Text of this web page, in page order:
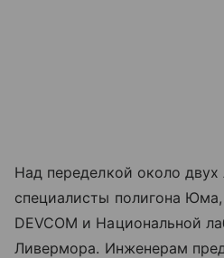
Над переделкой около двух
специалисты полигона
DEVCOM и Национальной
Ливермора. Инженерам